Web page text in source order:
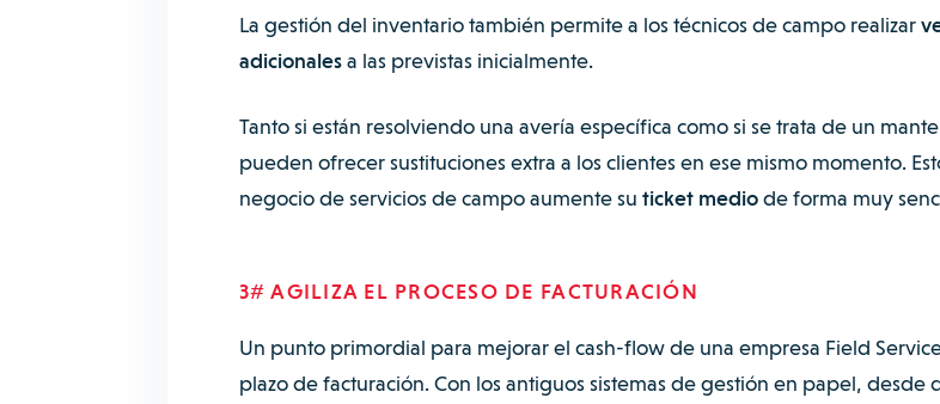
La gestión del inventario también permite a los técnicos de campo realizar
adicionalesa las previstas inicialmente.
Tanto si están resolviendo una avería específica como si se trata de un
pueden ofrecer sustituciones extra a los clientes en ese mismo momento.
negocio de servicios de campo aumente su ticket mediode forma muy
3# AGILIZA EL PROCESO DE FACTURACIÓN
Un punto primordial para mejorar el cash-flow de una empresa Field
plazo de facturación. Con los antiguos sistemas de gestión en papel, desde